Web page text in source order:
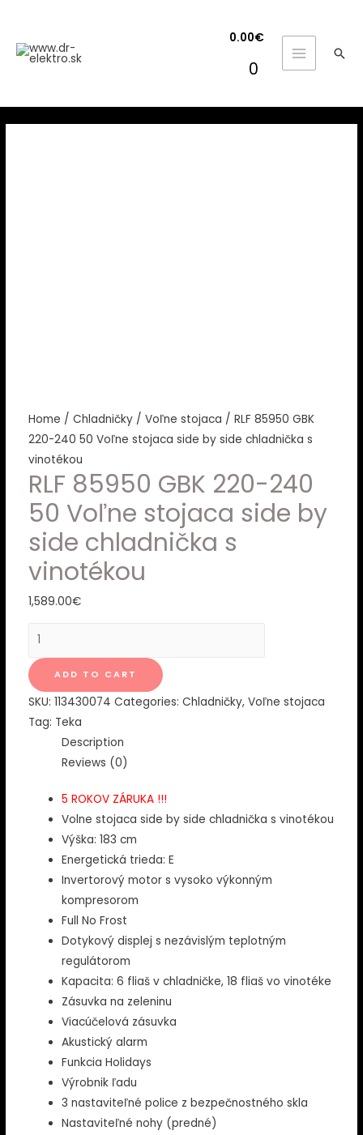
0.00€
0
MAIN
Home / Chladničky/ Voľne stojaca / RLF 85950 GBK
220-240 50 Voľne stojaca side by side chladnička s
vinotékou
RLF 85950 GBK 220-240
50 Voľne stojaca side by
side chladnička s
vinotékou
1,589.00€
RLF
GBK
220-
side
side
chladnička
vinotékou
quantity
ADD TO CART
SKU: 113430074 Categories: Chladničky, Voľne stojaca
Tag: Teka
Description
Reviews (0)
5 ROKOV ZÁRUKA !!!
Volne stojaca side by side chladnička s vinotékou
Výška: 183 cm
Energetická trieda: E
Invertorový motor s vysoko výkonným
kompresorom
Full No Frost
Dotykový displej s nezávislým teplotným
regulátorom
Kapacita: 6 fliaš v chladničke, 18 fliaš vo vinotéke
Zásuvka na zeleninu
Viacúčelová zásuvka
Akustický alarm
Funkcia Holidays
Výrobnik ľadu
3 nastaviteľné police z bezpečnostného skla
Nastaviteľné nohy (predné)